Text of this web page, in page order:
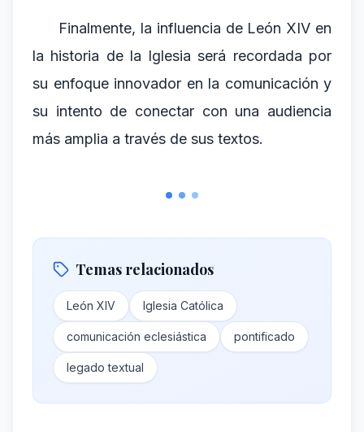
Finalmente, la influencia de León XIV en
la historia de la Iglesia será recordada por
su enfoque innovador en la comunicación y
su intento de conectar con una audiencia
más amplia a través de sus textos.
Temas relacionados
León XIV Iglesia Católica
comunicación eclesiástica pontificado
legado textual